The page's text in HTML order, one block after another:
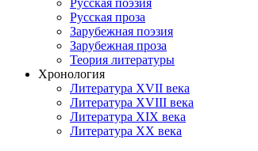
Русская поэзия
Русская проза
Зарубежная поэзия
Зарубежная проза
Теория литературы
Хронология
Литература XVII века
Литература XVIII века
Литература XIX века
Литература XX века